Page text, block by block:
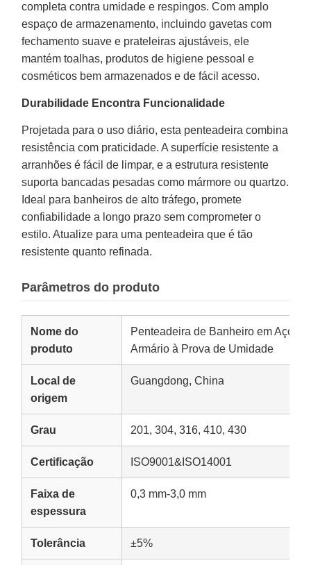
completa contra umidade e respingos. Com amplo
espaço de armazenamento, incluindo gavetas com
fechamento suave e prateleiras ajustáveis, ele
mantém toalhas, produtos de higiene pessoal e
cosméticos bem armazenados e de fácil acesso.
Durabilidade Encontra Funcionalidade
Projetada para o uso diário, esta penteadeira combina
resistência com praticidade. A superfície resistente a
arranhões é fácil de limpar, e a estrutura resistente
suporta bancadas pesadas como mármore ou quartzo.
Ideal para banheiros de alto tráfego, promete
confiabilidade a longo prazo sem comprometer o
estilo. Atualize para uma penteadeira que é tão
resistente quanto refinada.
Parâmetros do produto
Nome do
produto
Penteadeira de Banheiro em Aço
Armário à Prova de Umidade
Local de
origem
Guangdong, China
Grau 201, 304, 316, 410, 430
Certificação ISO9001&ISO14001
Faixa de
espessura
0,3 mm-3,0 mm
Tolerância ±5%